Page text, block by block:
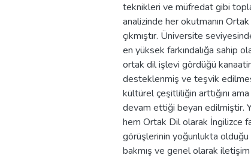
teknikleri ve müfredat gibi
analizinde her okutmanın
çıkmıştır. Üniversite
en yüksek farkındalığa sahip
ortak dil işlevi gördüğü
desteklenmiş ve teşvik
kültürel çeşitliliğin arttığını
devam ettiği beyan edilmiştir.
hem Ortak Dil olarak İngilizce
görüşlerinin yoğunlukta
bakmış ve genel olarak